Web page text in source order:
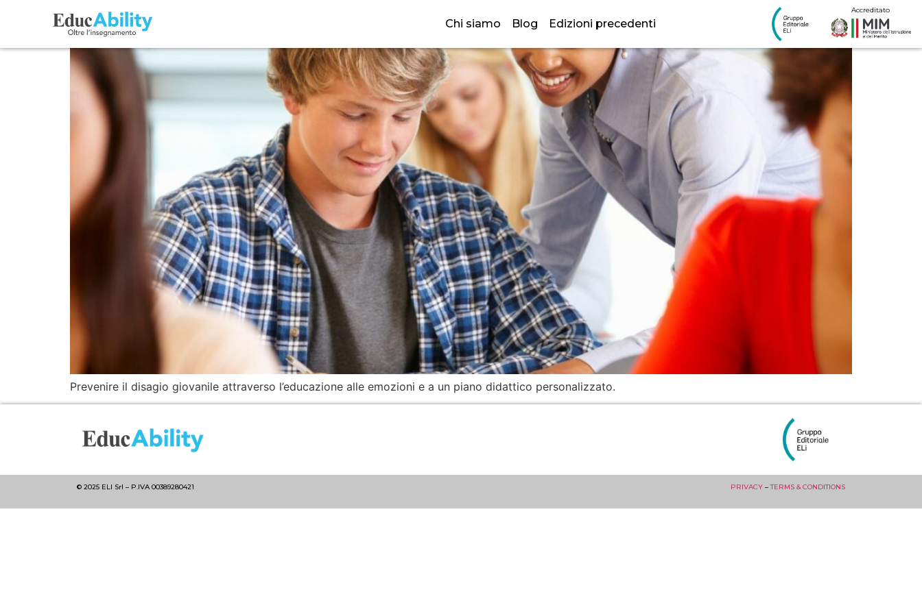
Chi siamo Blog Edizioni precedenti
Accreditato
Migliorare l’Organizzazione Didattica per un apprendimento efficace
Prevenire il disagio giovanile attraverso l’educazione alle emozioni e a un piano didattico personalizzato.
© 2025 ELI Srl – P.IVA 00389280421 PRIVACY–TERMS & CONDITIONS